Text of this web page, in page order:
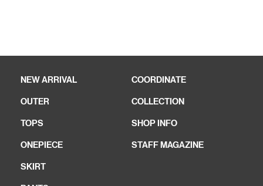
NEW ARRIVAL
OUTER
TOPS
ONEPIECE
SKIRT
COORDINATE
COLLECTION
SHOP INFO
STAFF MAGAZINE